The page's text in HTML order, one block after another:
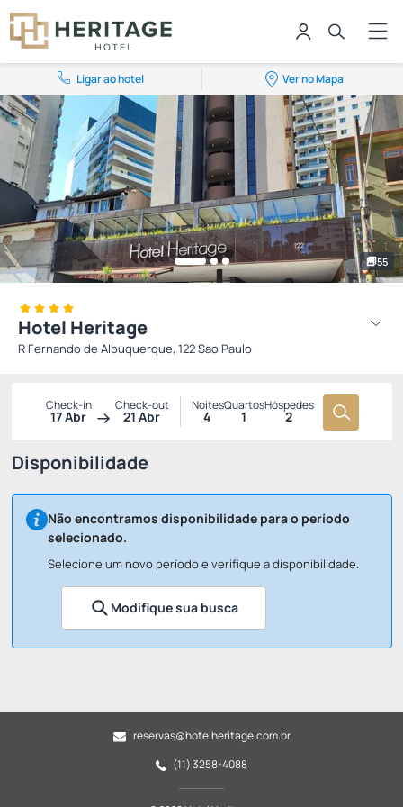
Ligar ao hotel Ver no Mapa
55
Hotel Heritage
R Fernando de Albuquerque, 122 Sao Paulo
Check-in
17 Abr
Check-out
21 Abr
Noites
4
Quartos
1
Hóspedes
2
Disponibilidade
Não encontramos disponibilidade para o período
selecionado.
Selecione um novo período e verifique a disponibilidade.
Modifique sua busca
reservas@hotelheritage.com.br
(11) 3258-4088